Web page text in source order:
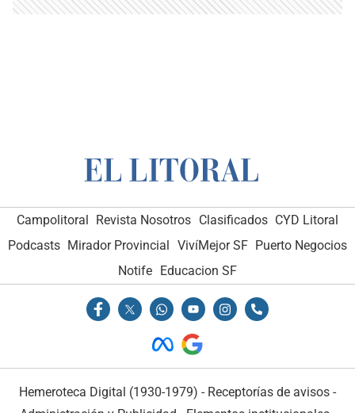
Campolitoral Revista Nosotros Clasificados CYD Litoral
Podcasts Mirador Provincial VivíMejor SF Puerto Negocios
Notife Educacion SF
Hemeroteca Digital (1930-1979) - Receptorías de avisos -